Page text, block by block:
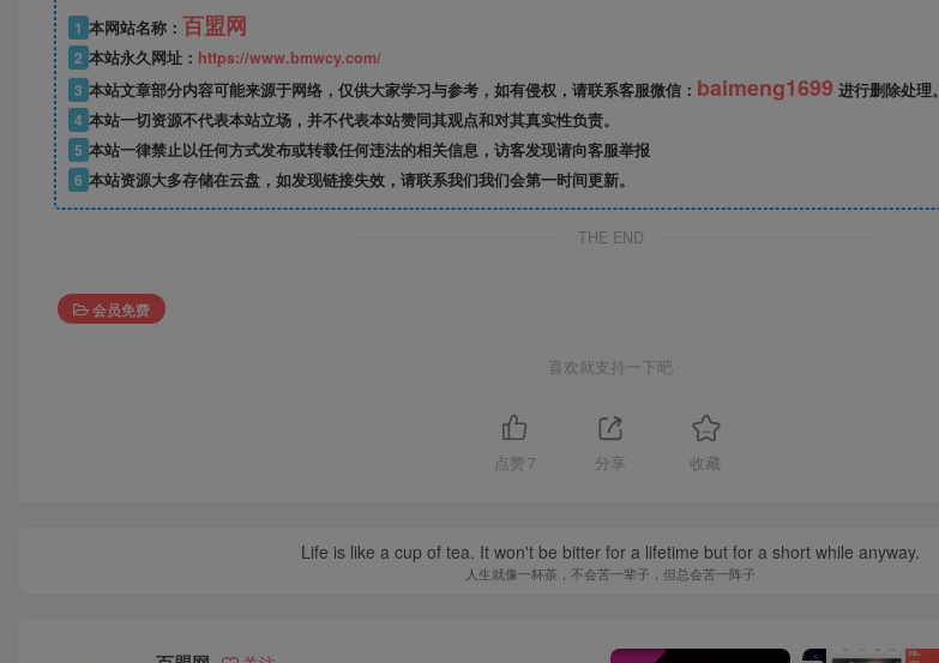
1 本网站名称： 百盟网
2 本站永久网址： https://www.bmwcy.com/
3 本站文章部分内容可能来源于网络，仅供大家学习与参考，如有侵权，请联系客服微信： baimeng1699 进行删除处理。
4 本站一切资源不代表本站立场，并不代表本站赞同其观点和对其真实性负责。
5 本站一律禁止以任何方式发布或转载任何违法的相关信息，访客发现请向客服举报
6 本站资源大多存储在云盘，如发现链接失效，请联系我们我们会第一时间更新。
THE END
会员免费
喜欢就支持一下吧
点赞 7 分享 收藏
Life is like a cup of tea. It won't be bitter for a lifetime but for a short while anyway.
人生就像一杯茶，不会苦一辈子，但总会苦一阵子